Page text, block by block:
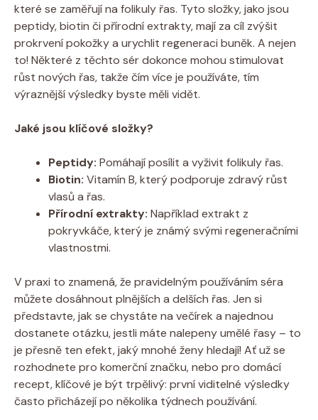
které se zaměřují na folikuly řas. Tyto složky, jako jsou
peptidy, biotin či přírodní extrakty, mají za cíl zvýšit
prokrvení pokožky a urychlit regeneraci buněk. A nejen
to! Některé z těchto sér dokonce mohou stimulovat
růst nových řas, takže čím více je používáte, tím
výraznější výsledky byste měli vidět.
Jaké jsou klíčové složky?
Peptidy: Pomáhají posílit a vyživit folikuly řas.
Biotin: Vitamín B, který podporuje zdravý růst
vlasů a řas.
Přírodní extrakty: Například extrakt z
pokryvkáče, který je známý svými regeneračními
vlastnostmi.
V praxi to znamená, že pravidelným používáním séra
můžete dosáhnout plnějších a delších řas. Jen si
představte, jak se chystáte na večírek a najednou
dostanete otázku, jestli máte nalepeny umělé řasy – to
je přesně ten efekt, jaký mnohé ženy hledají! Ať už se
rozhodnete pro komerční značku, nebo pro domácí
recept, klíčové je být trpělivý: první viditelné výsledky
často přicházejí po několika týdnech používání.